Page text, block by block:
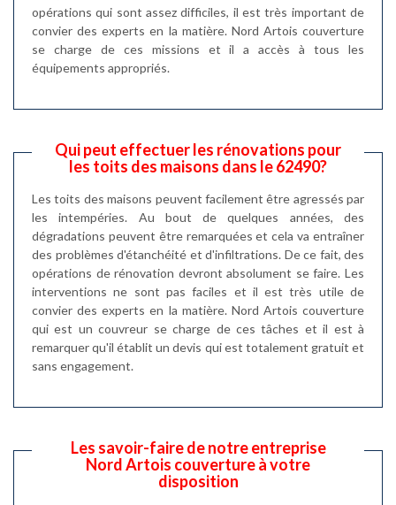
opérations qui sont assez difficiles, il est très important de
convier des experts en la matière. Nord Artois couverture
se charge de ces missions et il a accès à tous les
équipements appropriés.
Qui peut effectuer les rénovations pour
les toits des maisons dans le 62490?
Les toits des maisons peuvent facilement être agressés par
les intempéries. Au bout de quelques années, des
dégradations peuvent être remarquées et cela va entraîner
des problèmes d'étanchéité et d'infiltrations. De ce fait, des
opérations de rénovation devront absolument se faire. Les
interventions ne sont pas faciles et il est très utile de
convier des experts en la matière. Nord Artois couverture
qui est un couvreur se charge de ces tâches et il est à
remarquer qu'il établit un devis qui est totalement gratuit et
sans engagement.
Les savoir-faire de notre entreprise
Nord Artois couverture à votre
disposition